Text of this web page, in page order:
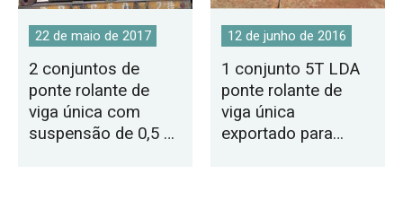
22 de maio de 2017
2 conjuntos de
ponte rolante de
viga única com
suspensão de 0,5 T
12 de junho de 2016
1 conjunto 5T LDA
ponte rolante de
viga única
exportado para